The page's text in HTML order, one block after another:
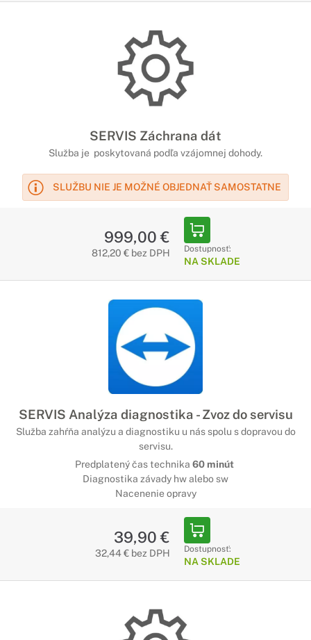
SERVIS Záchrana dát
Služba je poskytovaná podľa vzájomnej dohody.
SLUŽBU NIE JE MOŽNÉ OBJEDNAŤ SAMOSTATNE
999,00 €
812,20 € bez DPH Dostupnosť:
NA SKLADE
SERVIS Analýza diagnostika - Zvoz do servisu
Služba zahŕňa analýzu a diagnostiku u nás spolu s dopravou do
servisu.
Predplatený čas technika 60 minút
Diagnostika závady hw alebo sw
Nacenenie opravy
39,90 €
32,44 € bez DPH Dostupnosť:
NA SKLADE